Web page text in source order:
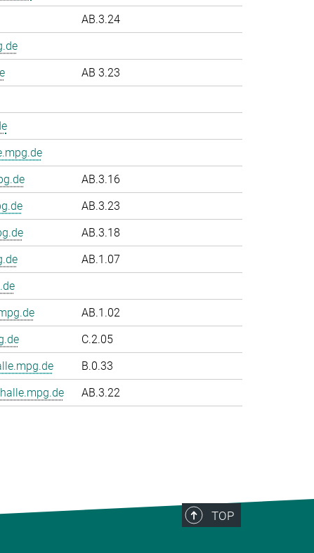
AB.3.24
AB 3.23
AB.3.16
AB.3.23
AB.3.18
AB.1.07
AB.1.02
C.2.05
B.0.33
AB.3.22
TOP